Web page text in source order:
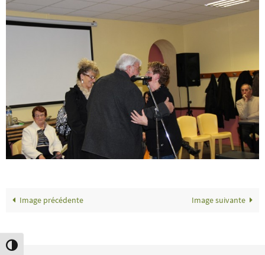
Passer en contraste élevé
Image précédente Image suivante